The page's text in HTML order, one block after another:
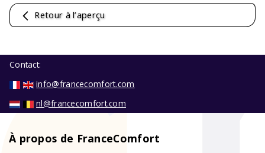
Retour à l’aperçu
Contact:
info@francecomfort.com
nl@francecomfort.com
À propos de FranceComfort